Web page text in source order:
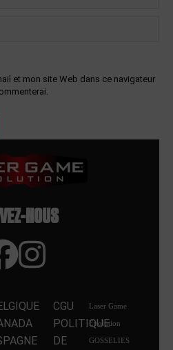
et mon site Web dans ce navigateur
NOUS
CGU
POLITIQUE
DE
Laser Game
Evolution
GOSSELIES